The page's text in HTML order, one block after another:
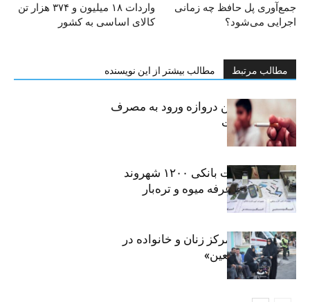
واردات ۱۸ میلیون و ۳۷۴ هزار تن
کالای اساسی به کشور
جمع‌آوری پل حافظ چه زمانی
اجرایی می‌شود؟
مطالب مرتبط مطالب بیشتر از این نویسنده
سیگار، مهمترین دروازه ورود به مصرف
موادمخدر است
افشای اطلاعات بانکی ۱۲۰۰ شهروند
تهرانی در یک غرفه میوه و تره‌بار
روایت حضور مرکز زنان و خانواده در
«جاماندگان اربعین»